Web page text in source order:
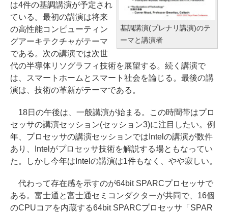
基調講演(プレナリ講演)のテ
ーマと講演者
は4件の基調講演が予定され
ている。最初の講演は将来
の高性能コンピューティン
グアーキテクチャがテーマ
である。次の講演では次世
代の半導体リソグラフィ技術を展望する。続く講演で
は、スマートホームとスマート社会を論じる。最後の講
演は、技術の革新がテーマである。
18日の午後は、一般講演が始まる。この時間帯はプロ
セッサの講演セッション(セッション3)に注目したい。例
年、プロセッサの講演セッションではIntelの講演が数件
あり、Intelがプロセッサ技術を解説する場ともなってい
た。しかし今年はIntelの講演は1件もなく、やや寂しい。
代わって存在感を示すのが64bit SPARCプロセッサで
ある。富士通と富士通セミコンダクターが共同で、16個
のCPUコアを内蔵する64bit SPARCプロセッサ「SPAR